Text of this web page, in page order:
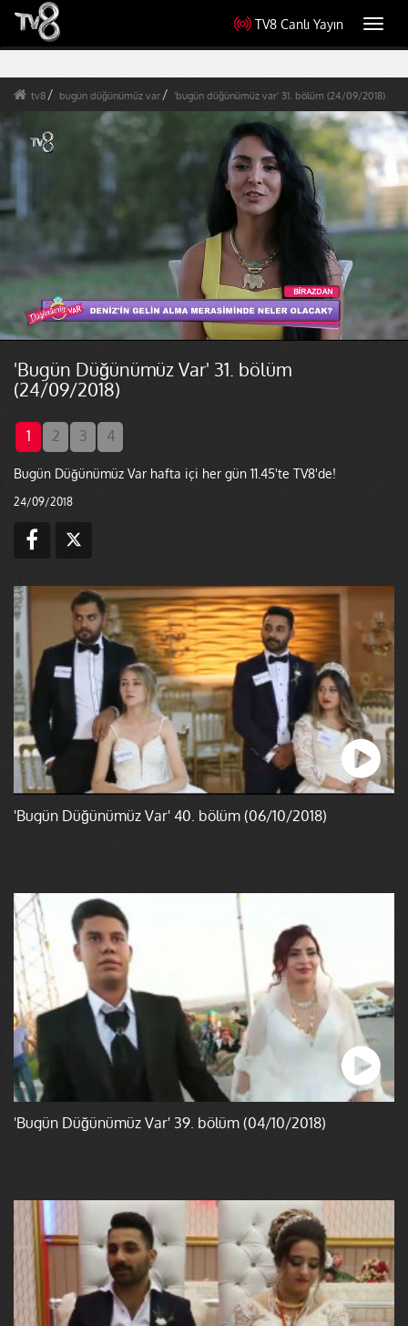
TV8 Canlı Yayın
tv8 bugün düğünümüz var 'bugün düğünümüz var' 31. bölüm (24/09/2018)
'Bugün Düğünümüz Var' 31. bölüm
(24/09/2018)
1 2 3 4
Bugün Düğünümüz Var hafta içi her gün 11.45'te TV8'de!
24/09/2018
'Bugün Düğünümüz Var' 40. bölüm (06/10/2018)
'Bugün Düğünümüz Var' 39. bölüm (04/10/2018)